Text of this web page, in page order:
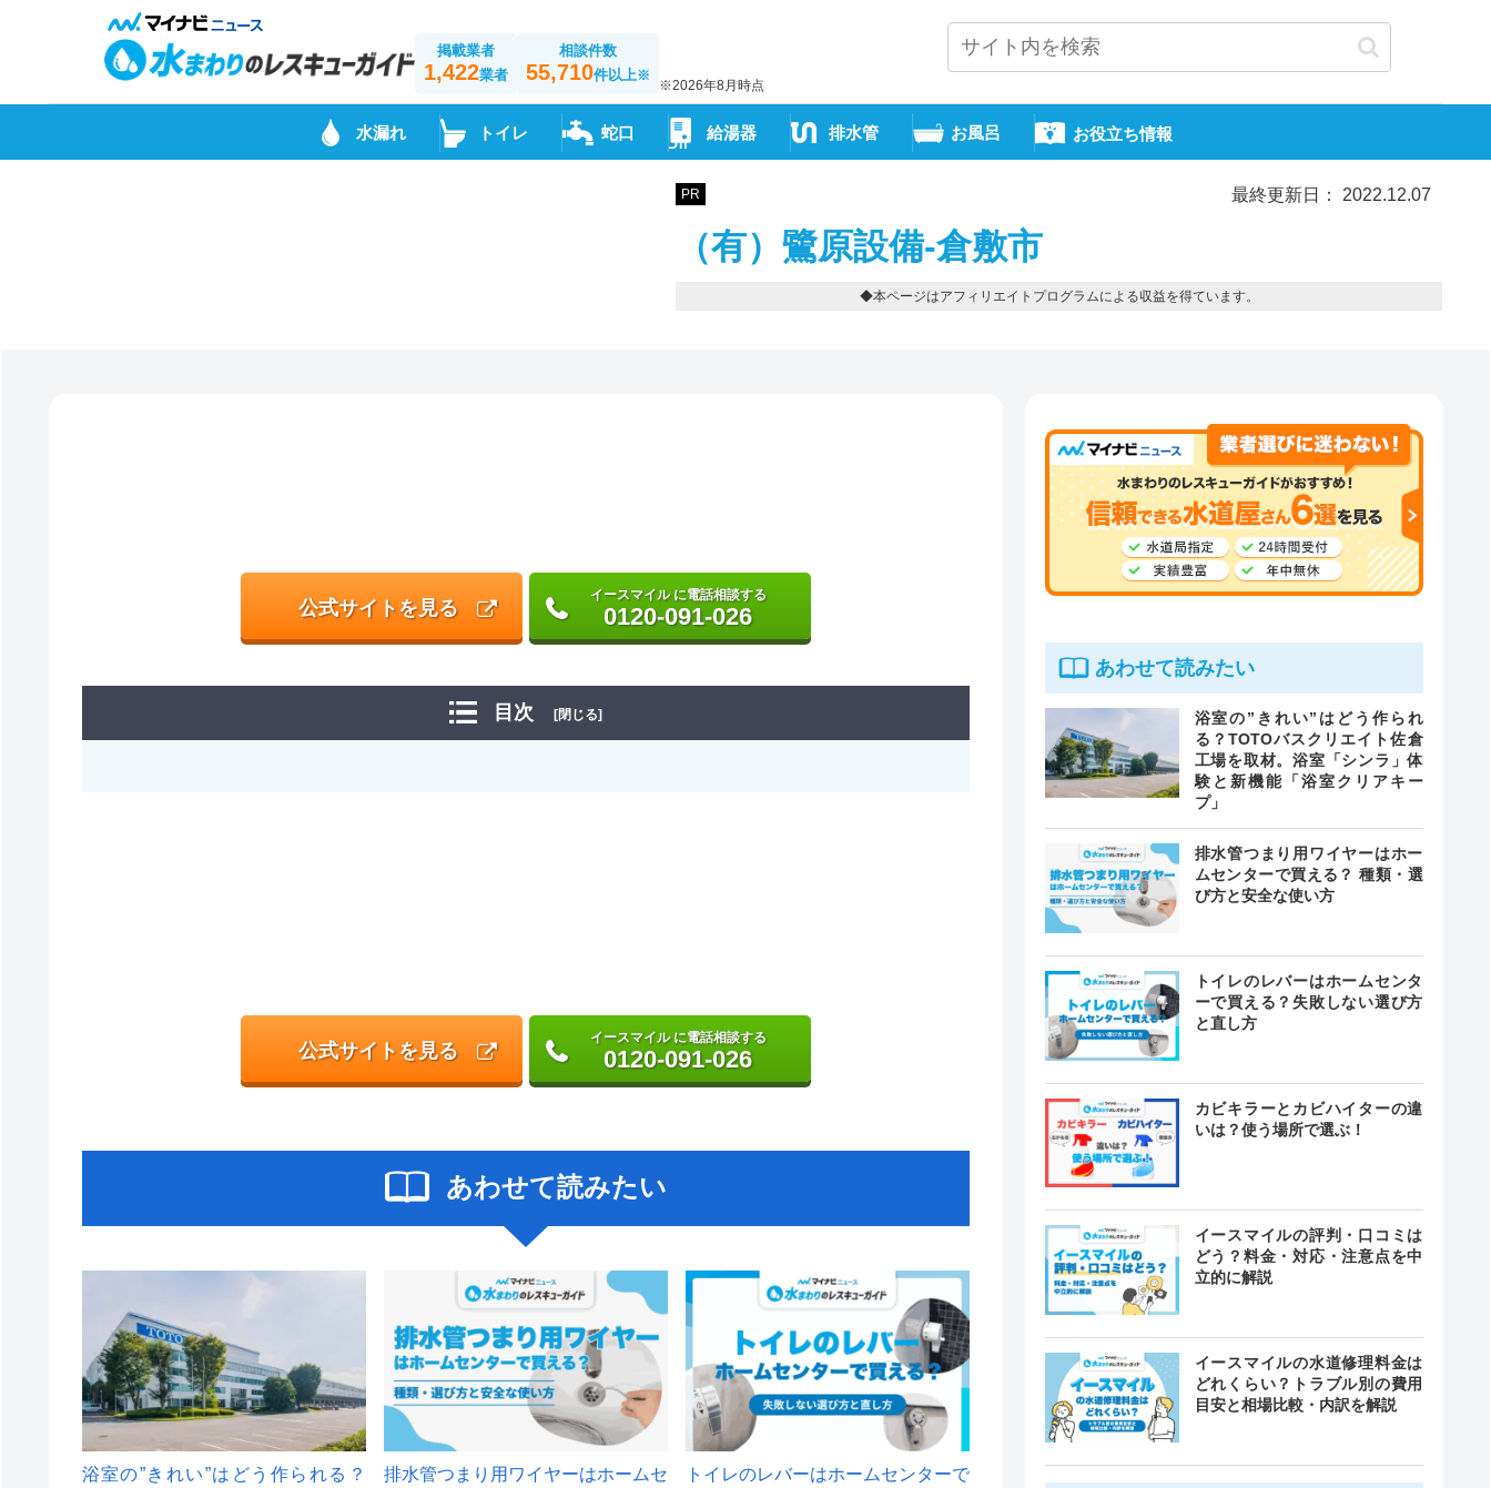
掲載業者
1,422業者
相談件数
55,710件以上※
※2026年8月時点
水漏れ トイレ 蛇口 給湯器 排水管 お風呂 お役立ち情報
PR 最終更新日： 2022.12.07
（有）鷺原設備-倉敷市
◆本ページはアフィリエイトプログラムによる収益を得ています。
公式サイトを見る
イースマイル に電話相談する
0120-091-026
目次 [閉じる]
公式サイトを見る
イースマイル に電話相談する
0120-091-026
あわせて読みたい
浴室の”きれい”はどう作られる？
排水管つまり用ワイヤーはホームセ
トイレのレバーはホームセンターで
あわせて読みたい
浴室の”きれい”はどう作られ
る？TOTOバスクリエイト佐倉
工場を取材。浴室「シンラ」体
験と新機能「浴室クリアキー
プ」
排水管つまり用ワイヤーはホー
ムセンターで買える？ 種類・選
び方と安全な使い方
トイレのレバーはホームセンタ
ーで買える？失敗しない選び方
と直し方
カビキラーとカビハイターの違
いは？使う場所で選ぶ！
イースマイルの評判・口コミは
どう？料金・対応・注意点を中
立的に解説
イースマイルの水道修理料金は
どれくらい？トラブル別の費用
目安と相場比較・内訳を解説